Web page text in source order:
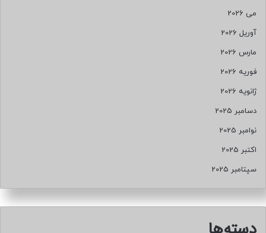
می 2026
آوریل 2026
مارس 2026
فوریه 2026
ژانویه 2026
دسامبر 2025
نوامبر 2025
اکتبر 2025
سپتامبر 2025